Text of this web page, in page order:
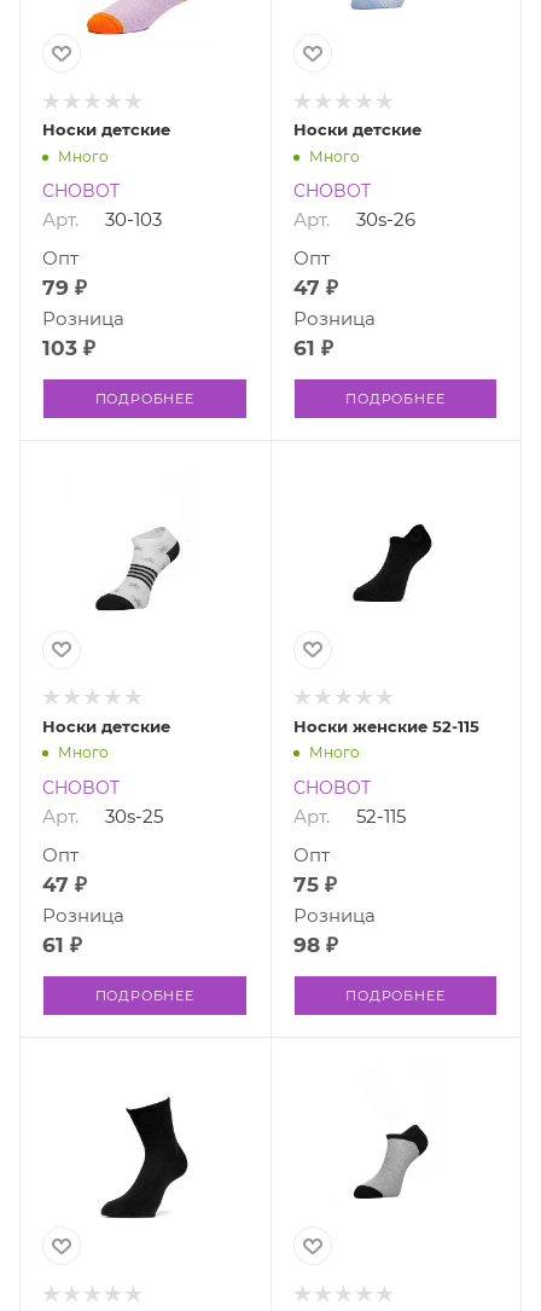
Носки детские
Много
CHOBOT
Арт. 30-103
79 ₽
Опт
103 ₽
Розница
ПОДРОБНЕЕ
Носки детские
Много
CHOBOT
Арт. 30s-26
47 ₽
Опт
61 ₽
Розница
ПОДРОБНЕЕ
Носки детские
Много
CHOBOT
Арт. 30s-25
47 ₽
Опт
61 ₽
Розница
ПОДРОБНЕЕ
Носки женские 52-115
Много
CHOBOT
Арт. 52-115
75 ₽
Опт
98 ₽
Розница
ПОДРОБНЕЕ